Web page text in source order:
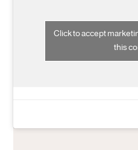
Click to accept
this